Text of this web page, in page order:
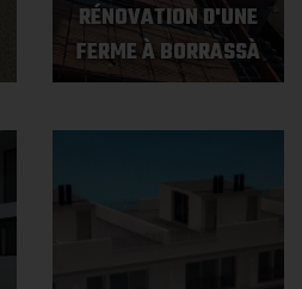
RÉNOVATION D'UNE
FERME À BORRASSÀ